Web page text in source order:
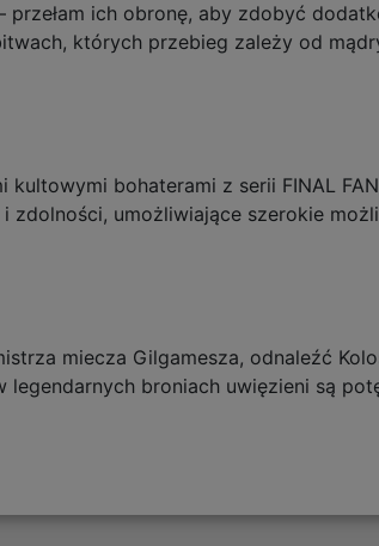
przełam ich obronę, aby zdobyć
których przebieg zależy od
bohaterami z serii FINAL
umożliwiające szerokie
miecza Gilgamesza, odnaleźć
broniach uwięzieni są